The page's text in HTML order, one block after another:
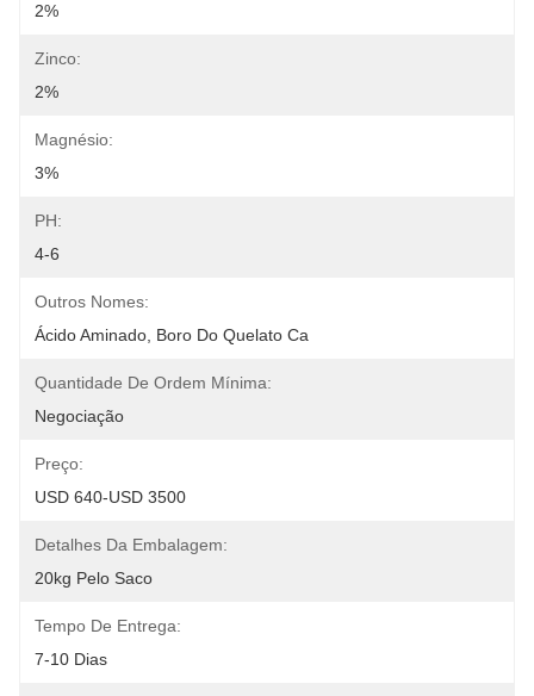
2%
Zinco:
2%
Magnésio:
3%
PH:
4-6
Outros Nomes:
Ácido Aminado, Boro Do Quelato Ca
Quantidade De Ordem Mínima:
Negociação
Preço:
USD 640-USD 3500
Detalhes Da Embalagem:
20kg Pelo Saco
Tempo De Entrega:
7-10 Dias